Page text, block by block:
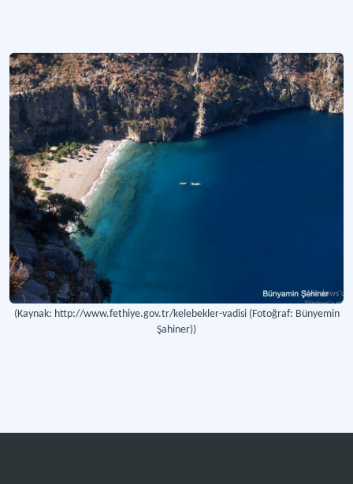
(Kaynak: http://www.fethiye.gov.tr/kelebekler-vadisi (Fotoğraf: Bünyemin
Şahiner))